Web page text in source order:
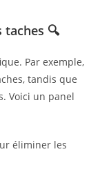
🔍
Par exemple,
tandis que
Voici un panel
éliminer les